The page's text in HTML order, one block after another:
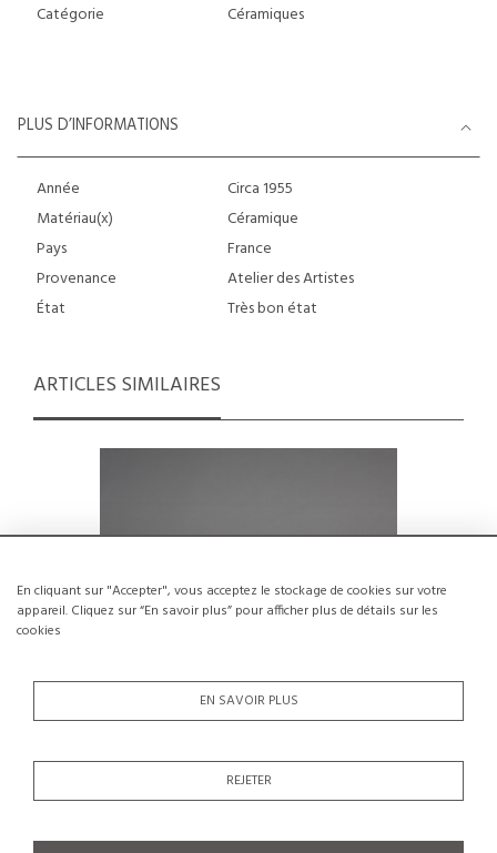
En cliquant sur "Accepter", vous acceptez le stockage de cookies sur votre
appareil. Cliquez sur “En savoir plus” pour afficher plus de détails sur les
cookies
EN SAVOIR PLUS
REJETER
Catégorie
Céramiques
PLUS D’INFORMATIONS
Année
Circa 1955
Matériau(x)
Céramique
Pays
France
Provenance
Atelier des Artistes
État
Très bon état
ARTICLES SIMILAIRES
Bonbonnière en céramique par Robert
et Jean Cloutier
Grand